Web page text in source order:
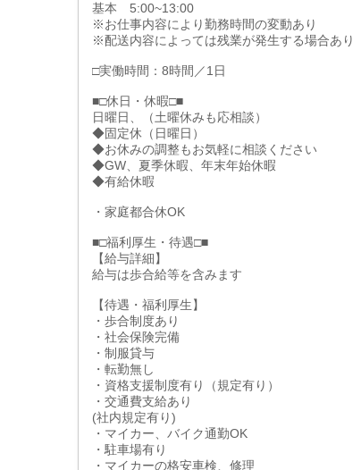
基本 5:00~13:00
※お仕事内容により勤務時間の変動あり
※配送内容によっては残業が発生する場合あり
□実働時間：8時間／1日
■□休日・休暇□■
日曜日、（土曜休みも応相談）
◆固定休（日曜日）
◆お休みの調整もお気軽に相談ください
◆GW、夏季休暇、年末年始休暇
◆有給休暇
・家庭都合休OK
■□福利厚生・待遇□■
【給与詳細】
給与は歩合給等を含みます
【待遇・福利厚生】
・歩合制度あり
・社会保険完備
・制服貸与
・転勤無し
・資格支援制度有り（規定有り）
・交通費支給あり
(社内規定有り)
・マイカー、バイク通勤OK
・駐車場有り
・マイカーの格安車検、修理